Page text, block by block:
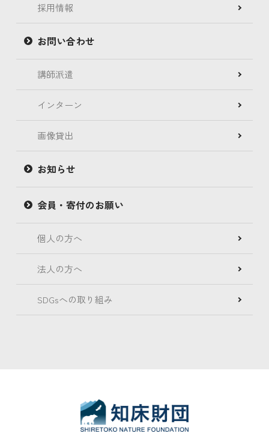
採用情報
お問い合わせ
講師派遣
インターン
画像貸出
お知らせ
会員・寄付のお願い
個人の方へ
法人の方へ
SDGsへの取り組み